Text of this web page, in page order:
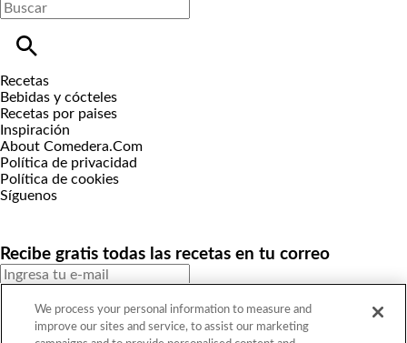
Recetas
Bebidas y cócteles
Recetas por paises
Inspiración
About Comedera.Com
Política de privacidad
Política de cookies
Síguenos
Recibe gratis todas las recetas en tu correo
SUSCRIBIRME
Este sitio está protegido por reCAPTCHA y Google
We process your personal information to measure and
improve our sites and service, to assist our marketing